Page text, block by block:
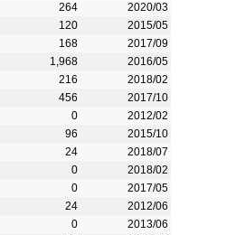
264
2020/03
120
2015/05
168
2017/09
1,968
2016/05
216
2018/02
456
2017/10
0
2012/02
96
2015/10
24
2018/07
0
2018/02
0
2017/05
24
2012/06
0
2013/06